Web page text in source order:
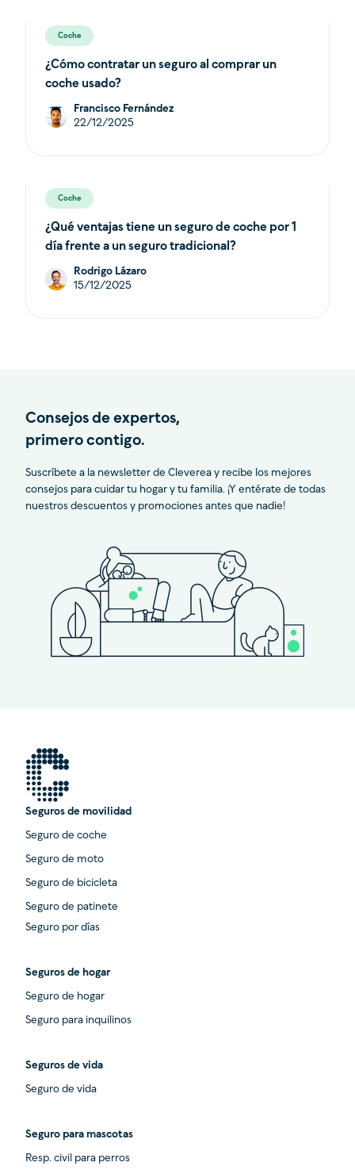
Coche
¿Cómo contratar un seguro al comprar un
coche usado?
Francisco Fernández
22/12/2025
Coche
¿Qué ventajas tiene un seguro de coche por 1
día frente a un seguro tradicional?
Rodrigo Lázaro
15/12/2025
Consejos de expertos,
primero contigo.
Suscríbete a la newsletter de Cleverea y recibe los mejores
consejos para cuidar tu hogar y tu familia. ¡Y entérate de todas
nuestros descuentos y promociones antes que nadie!
Seguros de movilidad
Seguro de coche
Seguro de moto
Seguro de bicicleta
Seguro de patinete
Seguro por días
Seguros de hogar
Seguro de hogar
Seguro para inquilinos
Seguros de vida
Seguro de vida
Seguro para mascotas
Resp. civil para perros